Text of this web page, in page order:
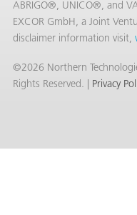
ABRIGO®, UNICO®, and
EXCOR GmbH, a Joint
disclaimer information visit,
©2026 Northern
Rights Reserved. | Privacy